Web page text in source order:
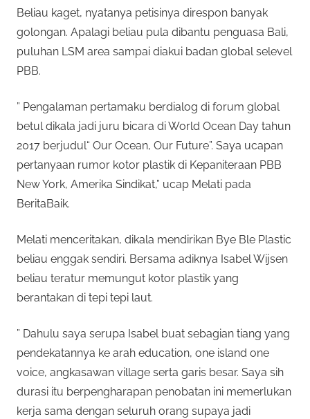
Beliau kaget, nyatanya petisinya direspon banyak
golongan. Apalagi beliau pula dibantu penguasa Bali,
puluhan LSM area sampai diakui badan global selevel
PBB.
” Pengalaman pertamaku berdialog di forum global
betul dikala jadi juru bicara di World Ocean Day tahun
2017 berjudul“ Our Ocean, Our Future”. Saya ucapan
pertanyaan rumor kotor plastik di Kepaniteraan PBB
New York, Amerika Sindikat,” ucap Melati pada
BeritaBaik.
Melati menceritakan, dikala mendirikan Bye Ble Plastic
beliau enggak sendiri. Bersama adiknya Isabel Wijsen
beliau teratur memungut kotor plastik yang
berantakan di tepi tepi laut.
” Dahulu saya serupa Isabel buat sebagian tiang yang
pendekatannya ke arah education, one island one
voice, angkasawan village serta garis besar. Saya sih
durasi itu berpengharapan penobatan ini memerlukan
kerja sama dengan seluruh orang supaya jadi